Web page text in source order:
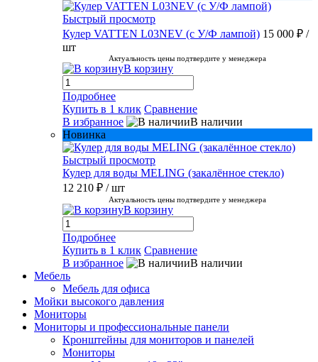
Быстрый просмотр
Кулер VATTEN L03NEV (с У/Ф лампой) 15 000 ₽ /
шт
Актуальность цены подтвердите у менеджера
В корзину
Подробнее
Купить в 1 клик Сравнение
В избранное
В наличии
Новинка
Быстрый просмотр
Кулер для воды MELING (закалённое стекло)
12 210 ₽ / шт
Актуальность цены подтвердите у менеджера
В корзину
Подробнее
Купить в 1 клик Сравнение
В избранное
В наличии
Мебель
Мебель для офиса
Мойки высокого давления
Мониторы
Мониторы и профессиональные панели
Кронштейны для мониторов и панелей
Мониторы